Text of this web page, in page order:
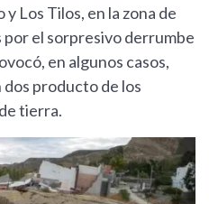
Los Tilos, en la zona de
por el sorpresivo derrumbe
en algunos casos,
dos producto de los
tierra.